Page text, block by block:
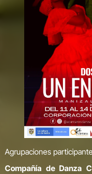
Agrupaciones
Compañía de Danza